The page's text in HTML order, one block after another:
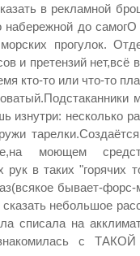
в рекламной
до самогО
прогулок.
и претензий нет,всё
кто-то или что-то
несколько
тарелки.Создаётся
моющем
в таких "горячих
бывает-форс-
небольшое
списала на
с